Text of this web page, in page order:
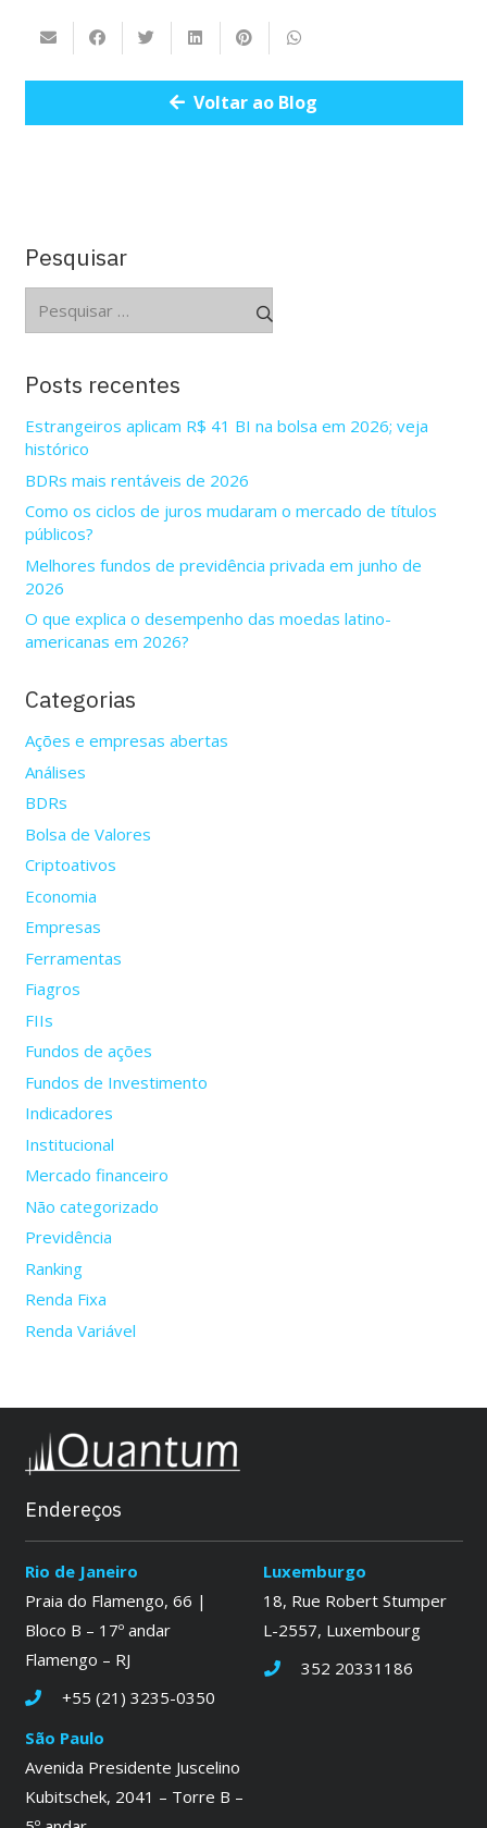
Voltar ao Blog
Pesquisar
Pesquisar
por:
Posts recentes
Estrangeiros aplicam R$ 41 BI na bolsa em 2026; veja
histórico
BDRs mais rentáveis de 2026
Como os ciclos de juros mudaram o mercado de títulos
públicos?
Melhores fundos de previdência privada em junho de
2026
O que explica o desempenho das moedas latino-
americanas em 2026?
Categorias
Ações e empresas abertas
Análises
BDRs
Bolsa de Valores
Criptoativos
Economia
Empresas
Ferramentas
Fiagros
FIIs
Fundos de ações
Fundos de Investimento
Indicadores
Institucional
Mercado financeiro
Não categorizado
Previdência
Ranking
Renda Fixa
Renda Variável
Endereços
Rio de Janeiro
Praia do Flamengo, 66 |
Bloco B – 17º andar
Flamengo – RJ
+55 (21) 3235-0350
Luxemburgo
18, Rue Robert Stumper
L-2557, Luxembourg
352 20331186
São Paulo
Avenida Presidente Juscelino
Kubitschek, 2041 – Torre B –